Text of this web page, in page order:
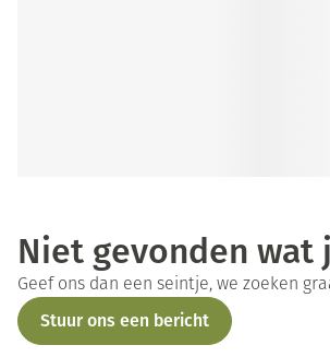
Niet gevonden wat
Geef ons dan een seintje, we zoeken
Stuur ons een bericht